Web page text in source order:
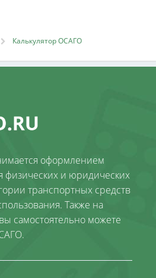
Калькулятор ОСАГО
оформлением
физических и юридических
транспортных средств
Также на
самостоятельно можете